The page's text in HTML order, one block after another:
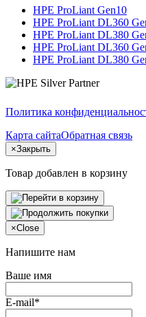
HPE ProLiant Gen10
HPE ProLiant DL360
HPE ProLiant DL380
HPE ProLiant DL360
HPE ProLiant DL380
Политика
Карта сайтаОбратная связь
×Закрыть
Товар добавлен в корзину
×Close
Напишите нам
Ваше имя
E-mail*